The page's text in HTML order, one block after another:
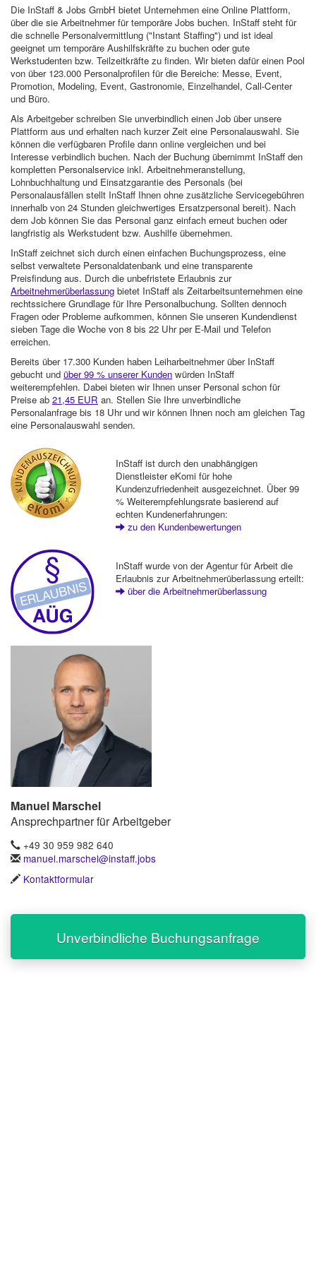
Die InStaff & Jobs GmbH bietet Unternehmen eine Online Plattform,
über die sie Arbeitnehmer für temporäre Jobs buchen. InStaff steht für
die schnelle Personalvermittlung ("Instant Staffing") und ist ideal
geeignet um temporäre Aushilfskräfte zu buchen oder gute
Werkstudenten bzw. Teilzeitkräfte zu finden. Wir bieten dafür einen Pool
von über 123.000 Personalprofilen für die Bereiche: Messe, Event,
Promotion, Modeling, Event, Gastronomie, Einzelhandel, Call-Center
und Büro.
Als Arbeitgeber schreiben Sie unverbindlich einen Job über unsere
Plattform aus und erhalten nach kurzer Zeit eine Personalauswahl. Sie
können die verfügbaren Profile dann online vergleichen und bei
Interesse verbindlich buchen. Nach der Buchung übernimmt InStaff den
kompletten Personalservice inkl. Arbeitnehmeranstellung,
Lohnbuchhaltung und Einsatzgarantie des Personals (bei
Personalausfällen stellt InStaff Ihnen ohne zusätzliche Servicegebühren
innerhalb von 24 Stunden gleichwertiges Ersatzpersonal bereit). Nach
dem Job können Sie das Personal ganz einfach erneut buchen oder
langfristig als Werkstudent bzw. Aushilfe übernehmen.
InStaff zeichnet sich durch einen einfachen Buchungsprozess, eine
selbst verwaltete Personaldatenbank und eine transparente
Preisfindung aus. Durch die unbefristete Erlaubnis zur
Arbeitnehmerüberlassung bietet InStaff als Zeitarbeitsunternehmen eine
rechtssichere Grundlage für Ihre Personalbuchung. Sollten dennoch
Fragen oder Probleme aufkommen, können Sie unseren Kundendienst
sieben Tage die Woche von 8 bis 22 Uhr per E-Mail und Telefon
erreichen.
Bereits über 17.300 Kunden haben Leiharbeitnehmer über InStaff
gebucht und über 99 % unserer Kunden würden InStaff
weiterempfehlen. Dabei bieten wir Ihnen unser Personal schon für
Preise ab 21,45 EUR an. Stellen Sie Ihre unverbindliche
Personalanfrage bis 18 Uhr und wir können Ihnen noch am gleichen Tag
eine Personalauswahl senden.
InStaff ist durch den unabhängigen
Dienstleister eKomi für hohe
Kundenzufriedenheit ausgezeichnet. Über 99
% Weiterempfehlungsrate basierend auf
echten Kundenerfahrungen:
zu den Kundenbewertungen
InStaff wurde von der Agentur für Arbeit die
Erlaubnis zur Arbeitnehmerüberlassung erteilt:
über die Arbeitnehmerüberlassung
Manuel Marschel
Ansprechpartner für Arbeitgeber
+49 30 959 982 640
manuel.marschel@instaff.jobs
Kontaktformular
Unverbindliche Buchungsanfrage